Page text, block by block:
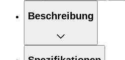
Beschreibung